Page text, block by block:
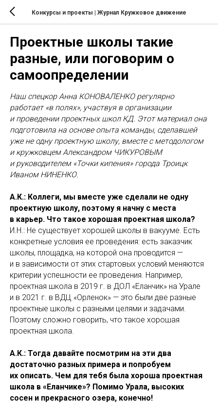
Конкурсы и проекты | Журнал Кружковое движение
Проектные школы такие
разные, или поговорим о
самоопределении
Наш спецкор Анна КОНОВАЛЕНКО регулярно
работает «в полях», участвуя в организации
и проведении проектных школ КД. Этот материал она
подготовила на основе опыта команды, сделавшей
уже не одну проектную школу, вместе с методологом
и кружковцем Александром ЧИКУРОВЫМ
и руководителем «Точки кипения» города Троицк
Иваном НИНЕНКО.
А.К.: Коллеги, мы вместе уже сделали не одну
проектную школу, поэтому я начну с места
в карьер. Что такое хорошая проектная школа?
И.Н.: Не существует хорошей школы в вакууме. Есть
конкретные условия ее проведения: есть заказчик
школы, площадка, на которой она проводится —
и в зависимости от этих стартовых условий меняются
критерии успешности ее проведения. Например,
проектная школа в 2019 г. в ДОЛ «Еланчик» на Урале
и в 2021 г. в ВДЦ «Орленок» — это были две разные
проектные школы с разными целями и задачами.
Поэтому сложно говорить, что такое хорошая
проектная школа.
А.К.: Тогда давайте посмотрим на эти два
достаточно разных примера и попробуем
их описать. Чем для тебя была хороша проектная
школа в «Еланчике»? Помимо Урала, высоких
сосен и прекрасного озера, конечно!